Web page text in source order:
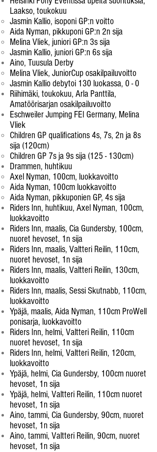
Laakso, toukokuu
​Jasmin Kallio, isoponi GP:n voitto
Aida Nyman, pikkuponi GP:n 2n sija
Melina Vliek, juniori GP:n 3s sija
Jasmin Kallio, juniori GP:n 6s sija
Aino, Tuusula Derby
Melina Vliek, JuniorCup osakilpailuvoitto
Jasmin Kallio debytoi 130 luokassa, 0 - 0
Riihimäki, toukokuu, Arla Panttila,
Amatöörisarjan osakilpailuvoitto
Eschweiler Jumping FEI Germany, Melina
Vliek
​Children GP qualifications 4s, 7s, 2n ja 8s
sija (120cm)
Children GP 7s ja 9s sija (125 - 130cm)
Drammen, huhtikuu
Axel Nyman, 100cm, luokkavoitto
Aida Nyman, 100cm luokkavoitto
Aida Nyman, pikkuponien GP, 4s sija
Riders Inn, huhtikuu, Axel Nyman, 100cm,
luokkavoitto
Riders Inn, maalis, Cia Gundersby, 100cm,
nuoret hevoset, 1n sija
Riders Inn, maalis, Valtteri Reilin, 110cm,
nuoret hevoset, 1n sija
Riders Inn, maalis, Valtteri Reilin, 130cm,
luokkavoitto
Riders Inn, maalis, Sessi Skutnabb, 110cm,
luokkavoitto
Ypäjä, maalis, Aida Nyman, 110cm ProWell
ponisarja, luokkavoitto
Riders Inn, helmi, Valtteri Reilin, 110cm
nuoret hevoset, 1n sija
Riders Inn, helmi, Valtteri Reilin, 120cm,
luokkavoitto
Ypäjä, helmi, Cia Gundersby, 100cm nuoret
hevoset, 1n sija
Ypäjä, helmi, Valtteri Reilin, 110cm nuoret
hevoset, 1n sija
Aino, tammi, Cia Gundersby, 90cm, nuoret
hevoset, 1n sija
Aino, tammi, Valtteri Reilin, 90cm, nuoret
hevoset, 1n sija